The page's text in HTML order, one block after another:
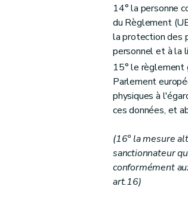
Art. 56
Art. 57
Sous-section 3
Art. 58
Art. 59
Art. 60
Art. 61
Art. 63
Art. 64
Art. 65
14° la personne
du Règlement
la protection des
personnel et à la
15° le règlement
Parlement
physiques à
ces données, et
(16° la mesure
sanctionnateur
conformément
art.16)